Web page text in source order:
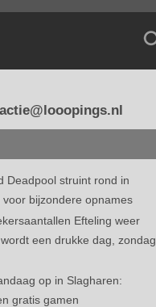
Deadpool struint rond in
voor bijzondere opnames
Efteling weer
een drukke dag, zondag
op in Slagharen:
gratis gamen